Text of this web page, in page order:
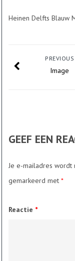
Heinen Delfts Blauw
PREVIOUS
Image
GEEF EEN
Je e-mailadres
gemarkeerd met*
Reactie *